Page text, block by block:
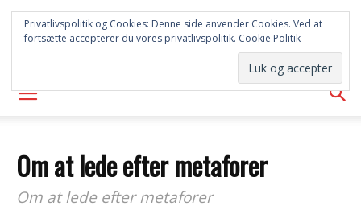
SYD
AVISEN
Om at lede efter metaforer
Om at lede efter metaforer
Privatlivspolitik og Cookies: Denne side anvender Cookies. Ved at
fortsætte accepterer du vores privatlivspolitik. Cookie Politik